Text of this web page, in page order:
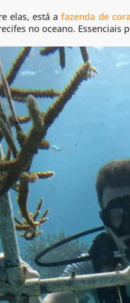
elas, está afazenda de
no oceano. Essenciais